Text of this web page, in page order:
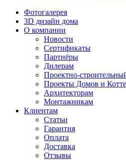
Фотогалерея
3D дизайн дома
О компании
Новости
Сертификаты
Партнёры
Дилерам
Проектно-
Проекты Домов и
Архитекторам
Монтажникам
Клиентам
Статьи
Гарантия
Оплата
Доставка
Отзывы